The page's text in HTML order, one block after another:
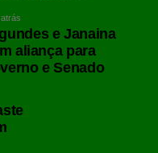
e Janaina
aliança para
e Senado